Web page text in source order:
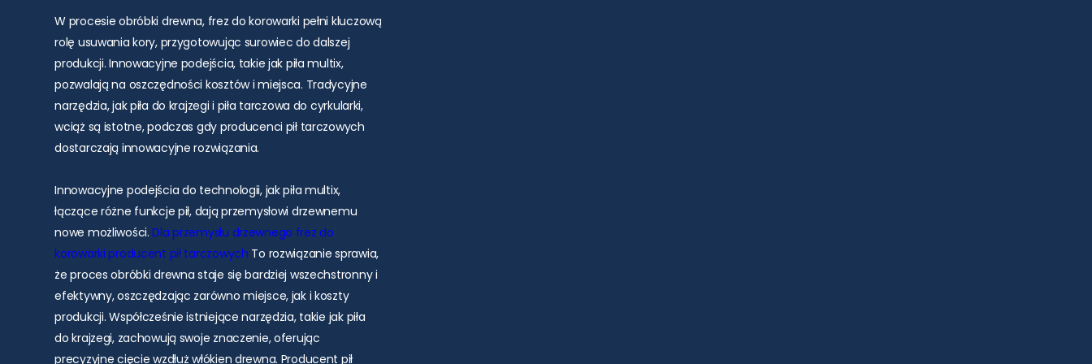
W procesie obróbki drewna, frez do korowarki pełni kluczową
rolę usuwania kory, przygotowując surowiec do dalszej
produkcji. Innowacyjne podejścia, takie jak piła multix,
pozwalają na oszczędności kosztów i miejsca. Tradycyjne
narzędzia, jak piła do krajzegi i piła tarczowa do cyrkularki,
wciąż są istotne, podczas gdy producenci pił tarczowych
dostarczają innowacyjne rozwiązania.
Innowacyjne podejścia do technologii, jak piła multix,
łączące różne funkcje pił, dają przemysłowi drzewnemu
nowe możliwości.Dla przemysłu drzewnego frez do
korowarki producent pił tarczowych To rozwiązanie sprawia,
że proces obróbki drewna staje się bardziej wszechstronny i
efektywny, oszczędzając zarówno miejsce, jak i koszty
produkcji. Współcześnie istniejące narzędzia, takie jak piła
do krajzegi, zachowują swoje znaczenie, oferując
precyzyjne cięcie wzdłuż włókien drewna. Producent pił